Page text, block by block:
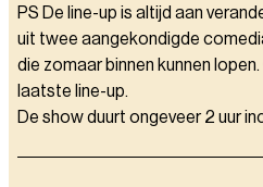
PS De line-up is altijd aan
uit twee aangekondigde
die zomaar binnen kunnen
laatste line-up.
De show duurt ongeveer 2 uur